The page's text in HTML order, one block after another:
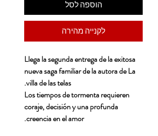
הוספה לסל
לקנייה מהירה
Llega la segunda entrega de la exitosa
nueva saga familiar de la autora de La
villa de las telas.
Los tiempos de tormenta requieren
coraje, decisión y una profunda
creencia en el amor.